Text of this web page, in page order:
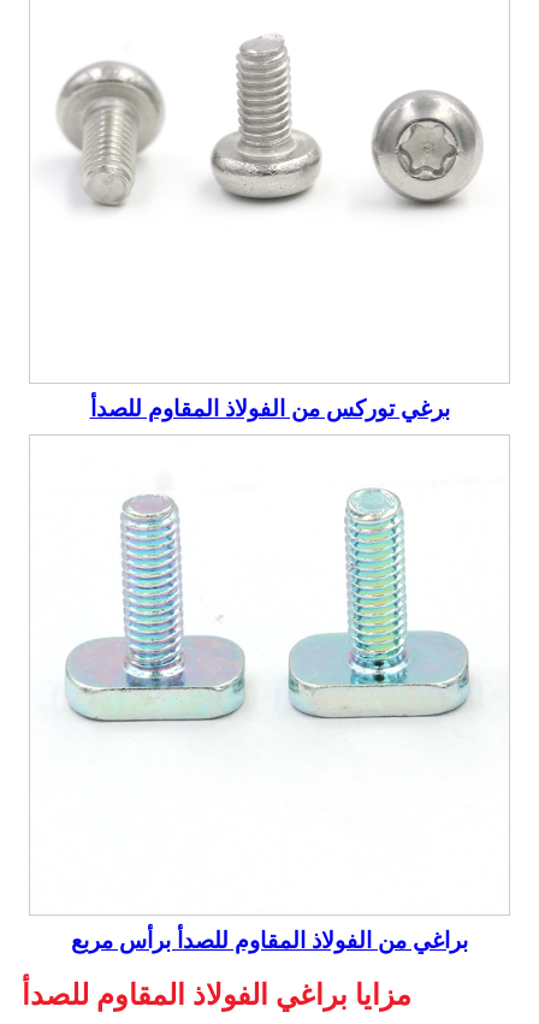
برغي توركس من الفولاذ المقاوم للصدأ
براغي من الفولاذ المقاوم للصدأ برأس مربع
مزايا براغي الفولاذ المقاوم للصدأ